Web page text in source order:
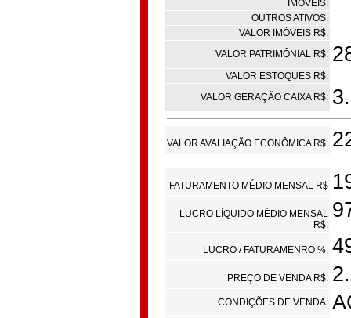
IMÓVEIS:
OUTROS ATIVOS:
VALOR IMÓVEIS R$:
VALOR PATRIMÔNIAL R$:
VALOR ESTOQUES R$:
VALOR GERAÇÃO CAIXA R$:
VALOR AVALIAÇÃO ECONÔMICA R$:
FATURAMENTO MÉDIO MENSAL R$
LUCRO LÍQUIDO MÉDIO MENSAL
R$:
LUCRO / FATURAMENRO %:
PREÇO DE VENDA R$:
CONDIÇÕES DE VENDA: